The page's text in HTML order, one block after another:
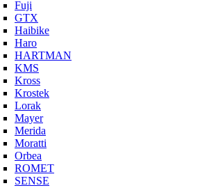
Fuji
GTX
Haibike
Haro
HARTMAN
KMS
Kross
Krostek
Lorak
Mayer
Merida
Moratti
Orbea
ROMET
SENSE